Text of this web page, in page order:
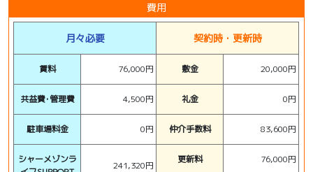
費用
月々必要
賃料 76,000円
共益費･管理費 4,500円
駐車場料金 0円
シャーメゾンラ
241,320円
契約時・更新時
敷金 20,000円
礼金 0円
仲介手数料 83,600円
更新料 76,000円